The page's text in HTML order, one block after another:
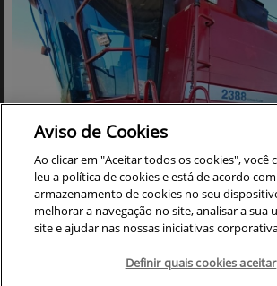
CASE
Aviso de Cookies
Ao clicar em "Aceitar todos os cookies", você
leu a política de cookies e está de acordo
armazenamento de cookies no seu
melhorar a navegação no site, analisar a sua
site e ajudar nas nossas iniciativas
Definir quais cookies aceitar